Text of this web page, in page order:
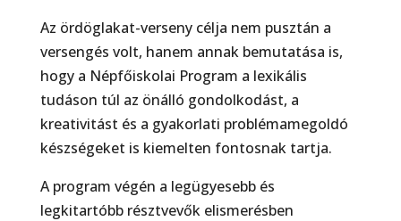
Az ördöglakat-verseny célja nem pusztán a
versengés volt, hanem annak bemutatása is,
hogy a Népfőiskolai Program a lexikális
tudáson túl az önálló gondolkodást, a
kreativitást és a gyakorlati problémamegoldó
készségeket is kiemelten fontosnak tartja.
A program végén a legügyesebb és
legkitartóbb résztvevők elismerésben